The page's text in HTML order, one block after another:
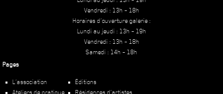
Vendredi : 13h – 18h
Horaires d’ouverture galerie :
Lundi au jeudi : 13h – 19h
Vendredi : 13h – 18h
Samedi : 14h – 18h
Pages
L’association
Ateliers de pratique
Éditions
Résidences d’artistes